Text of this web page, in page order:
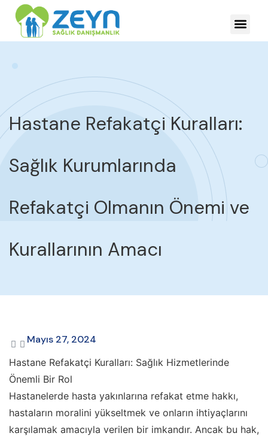
Hastane Refakatçi Kuralları:
Sağlık Kurumlarında
Refakatçi Olmanın Önemi ve
Kurallarının Amacı
Mayıs 27, 2024
Hastane Refakatçi Kuralları: Sağlık Hizmetlerinde
Önemli Bir Rol
Hastanelerde hasta yakınlarına refakat etme hakkı,
hastaların moralini yükseltmek ve onların ihtiyaçlarını
karşılamak amacıyla verilen bir imkandır. Ancak bu hak,